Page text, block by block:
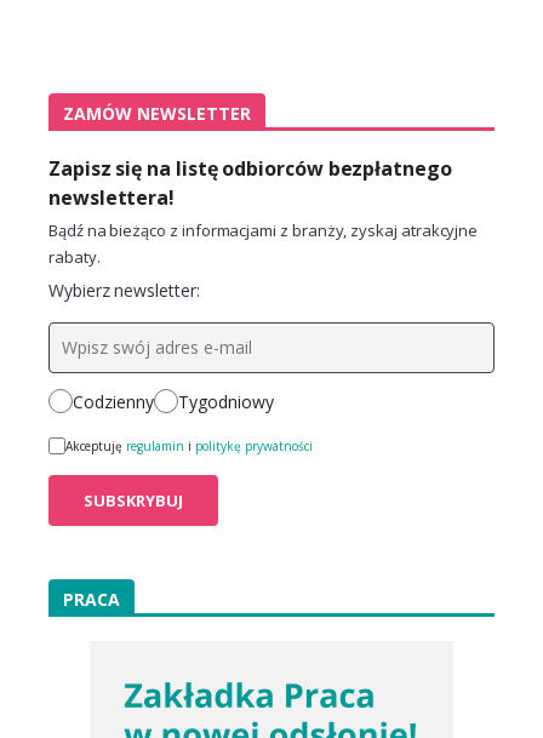
ZAMÓW NEWSLETTER
Zapisz się na listę odbiorców bezpłatnego
newslettera!
Bądź na bieżąco z informacjami z branży, zyskaj atrakcyjne
rabaty.
Wybierz newsletter:
Codzienny Tygodniowy
Akceptuję regulamin i politykę prywatności
PRACA